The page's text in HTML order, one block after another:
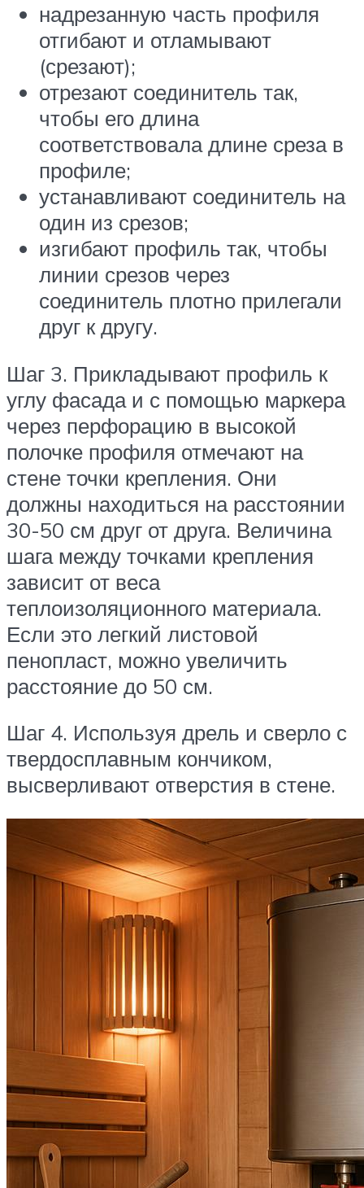
надрезанную часть профиля
отгибают и отламывают
(срезают);
отрезают соединитель так,
чтобы его длина
соответствовала длине среза в
профиле;
устанавливают соединитель на
один из срезов;
изгибают профиль так, чтобы
линии срезов через
соединитель плотно прилегали
друг к другу.
Шаг 3. Прикладывают профиль к
углу фасада и с помощью маркера
через перфорацию в высокой
полочке профиля отмечают на
стене точки крепления. Они
должны находиться на расстоянии
30-50 см друг от друга. Величина
шага между точками крепления
зависит от веса
теплоизоляционного материала.
Если это легкий листовой
пенопласт, можно увеличить
расстояние до 50 см.
Шаг 4. Используя дрель и сверло с
твердосплавным кончиком,
высверливают отверстия в стене.